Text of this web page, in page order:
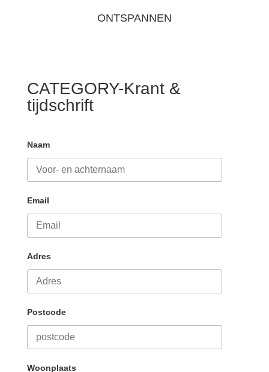
ONTSPANNEN
CATEGORY-Krant &
tijdschrift
Naam
Email
Adres
Postcode
Woonplaats